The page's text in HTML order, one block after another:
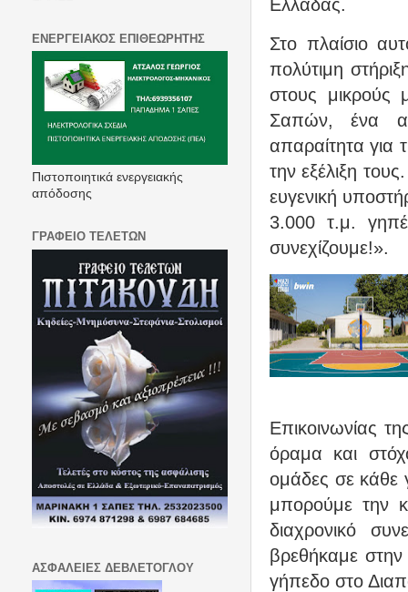
Ελλάδας.
Στο πλαίσιο
πολύτιμη
στους μικρούς
Σαπών, ένα
απαραίτητα για
την εξέλιξη τους.
ευγενική
3.000 τ.μ.
συνεχίζουμε!».
Επικοινωνίας
όραμα και
ομάδες σε κάθε
μπορούμε την
διαχρονικό
βρεθήκαμε
γήπεδο στο
ΕΝΕΡΓΕΙΑΚΟΣ ΕΠΙΘΕΩΡΗΤΗΣ
Πιστοποιητικά ενεργειακής
απόδοσης
ΓΡΑΦΕΙΟ ΤΕΛΕΤΩΝ
ΑΣΦΑΛΕΙΕΣ ΔΕΒΛΕΤΟΓΛΟΥ